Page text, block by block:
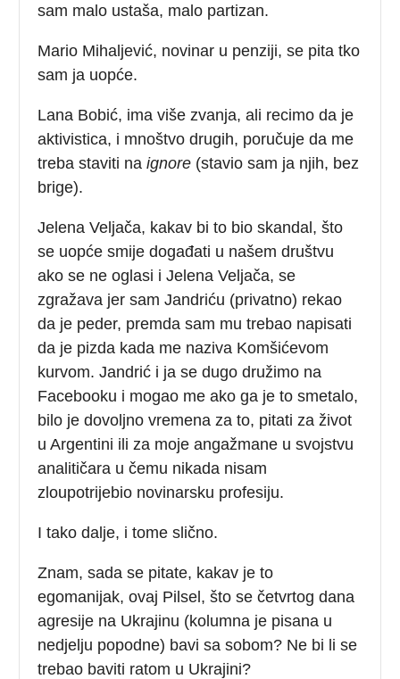
sam malo ustaša, malo partizan.
Mario Mihaljević, novinar u penziji, se pita tko
sam ja uopće.
Lana Bobić, ima više zvanja, ali recimo da je
aktivistica, i mnoštvo drugih, poručuje da me
treba staviti naignore (stavio sam ja njih, bez
brige).
Jelena Veljača, kakav bi to bio skandal, što
se uopće smije događati u našem društvu
ako se ne oglasi i Jelena Veljača, se
zgražava jer sam Jandriću (privatno) rekao
da je peder, premda sam mu trebao napisati
da je pizda kada me naziva Komšićevom
kurvom. Jandrić i ja se dugo družimo na
Facebooku i mogao me ako ga je to smetalo,
bilo je dovoljno vremena za to, pitati za život
u Argentini ili za moje angažmane u svojstvu
analitičara u čemu nikada nisam
zloupotrijebio novinarsku profesiju.
I tako dalje, i tome slično.
Znam, sada se pitate, kakav je to
egomanijak, ovaj Pilsel, što se četvrtog dana
agresije na Ukrajinu (kolumna je pisana u
nedjelju popodne) bavi sa sobom? Ne bi li se
trebao baviti ratom u Ukrajini?